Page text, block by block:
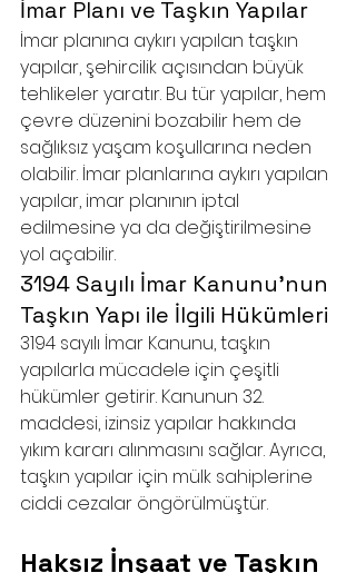
İmar Planı ve Taşkın Yapılar
İmar planına aykırı yapılan taşkın
yapılar, şehircilik açısından büyük
tehlikeler yaratır. Bu tür yapılar, hem
çevre düzenini bozabilir hem de
sağlıksız yaşam koşullarına neden
olabilir. İmar planlarına aykırı yapılan
yapılar, imar planının iptal
edilmesine ya da değiştirilmesine
yol açabilir.
3194 Sayılı İmar Kanunu’nun
Taşkın Yapı ile İlgili Hükümleri
3194 sayılı İmar Kanunu, taşkın
yapılarla mücadele için çeşitli
hükümler getirir. Kanunun 32.
maddesi, izinsiz yapılar hakkında
yıkım kararı alınmasını sağlar. Ayrıca,
taşkın yapılar için mülk sahiplerine
ciddi cezalar öngörülmüştür.
Haksız İnşaat ve Taşkın